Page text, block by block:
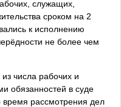
служащих,
сроком на 2
к исполнению
не более чем
числа рабочих и
обязанностей в суде
время рассмотрения дел